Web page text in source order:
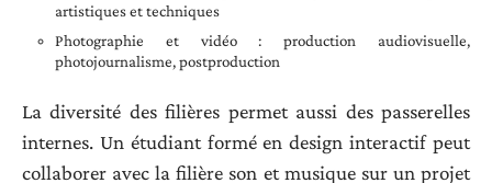
artistiques et techniques
Photographie et vidéo : production audiovisuelle,
photojournalisme, postproduction
La diversité des filières permet aussi des passerelles
internes. Un étudiant formé en design interactif peut
collaborer avec la filière son et musique sur un projet